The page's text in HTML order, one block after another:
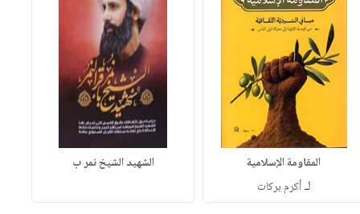
المقاومة الإسلامية
لـأكرم بركات
الشهيد الشيخ نمر ب